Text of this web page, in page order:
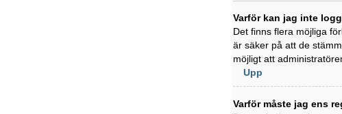
Varför kan jag inte
Det finns flera möjliga
är säker på att de
möjligt att
Upp
Varför måste jag ens